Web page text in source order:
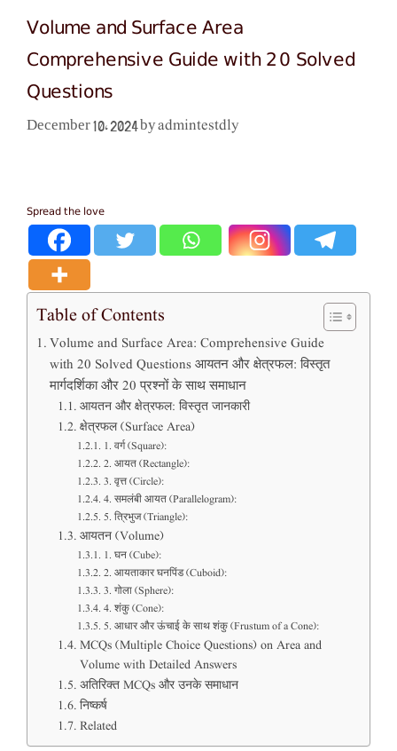
Volume and Surface Area
Comprehensive Guide with 20 Solved
Questions
December 10, 2024 byadmintestdly
Spread the love
Table of Contents
Volume and Surface Area: Comprehensive Guide
with 20 Solved Questions आयतन और क्षेत्रफल: विस्तृत
मार्गदर्शिका और 20 प्रश्नों के साथ समाधान
आयतन और क्षेत्रफल: विस्तृत जानकारी
क्षेत्रफल (Surface Area)
1. वर्ग (Square):
2. आयत (Rectangle):
3. वृत्त (Circle):
4. समलंबी आयत (Parallelogram):
5. त्रिभुज (Triangle):
आयतन (Volume)
1. घन (Cube):
2. आयताकार घनपिंड (Cuboid):
3. गोला (Sphere):
4. शंकु (Cone):
5. आधार और ऊंचाई के साथ शंकु (Frustum of a Cone):
MCQs (Multiple Choice Questions) on Area and
Volume with Detailed Answers
अतिरिक्त MCQs और उनके समाधान
निष्कर्ष
Related